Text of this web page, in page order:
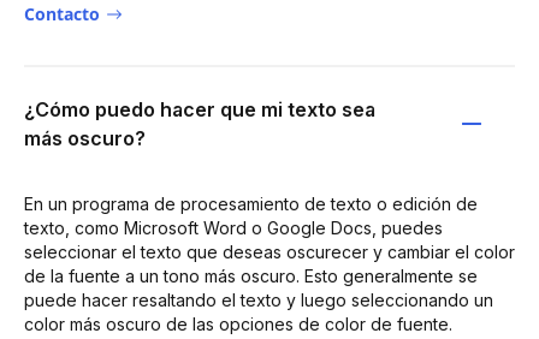
Contacto
¿Cómo puedo hacer que mi texto sea
más oscuro?
En un programa de procesamiento de texto o edición de
texto, como Microsoft Word o Google Docs, puedes
seleccionar el texto que deseas oscurecer y cambiar el color
de la fuente a un tono más oscuro. Esto generalmente se
puede hacer resaltando el texto y luego seleccionando un
color más oscuro de las opciones de color de fuente.